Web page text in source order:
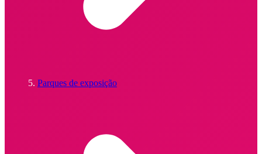
Parques de exposição